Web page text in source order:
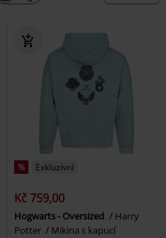
% Exkluzivní
Kč 759,00
Hogwarts - Oversized
Harry
Potter
Mikina s kapucí